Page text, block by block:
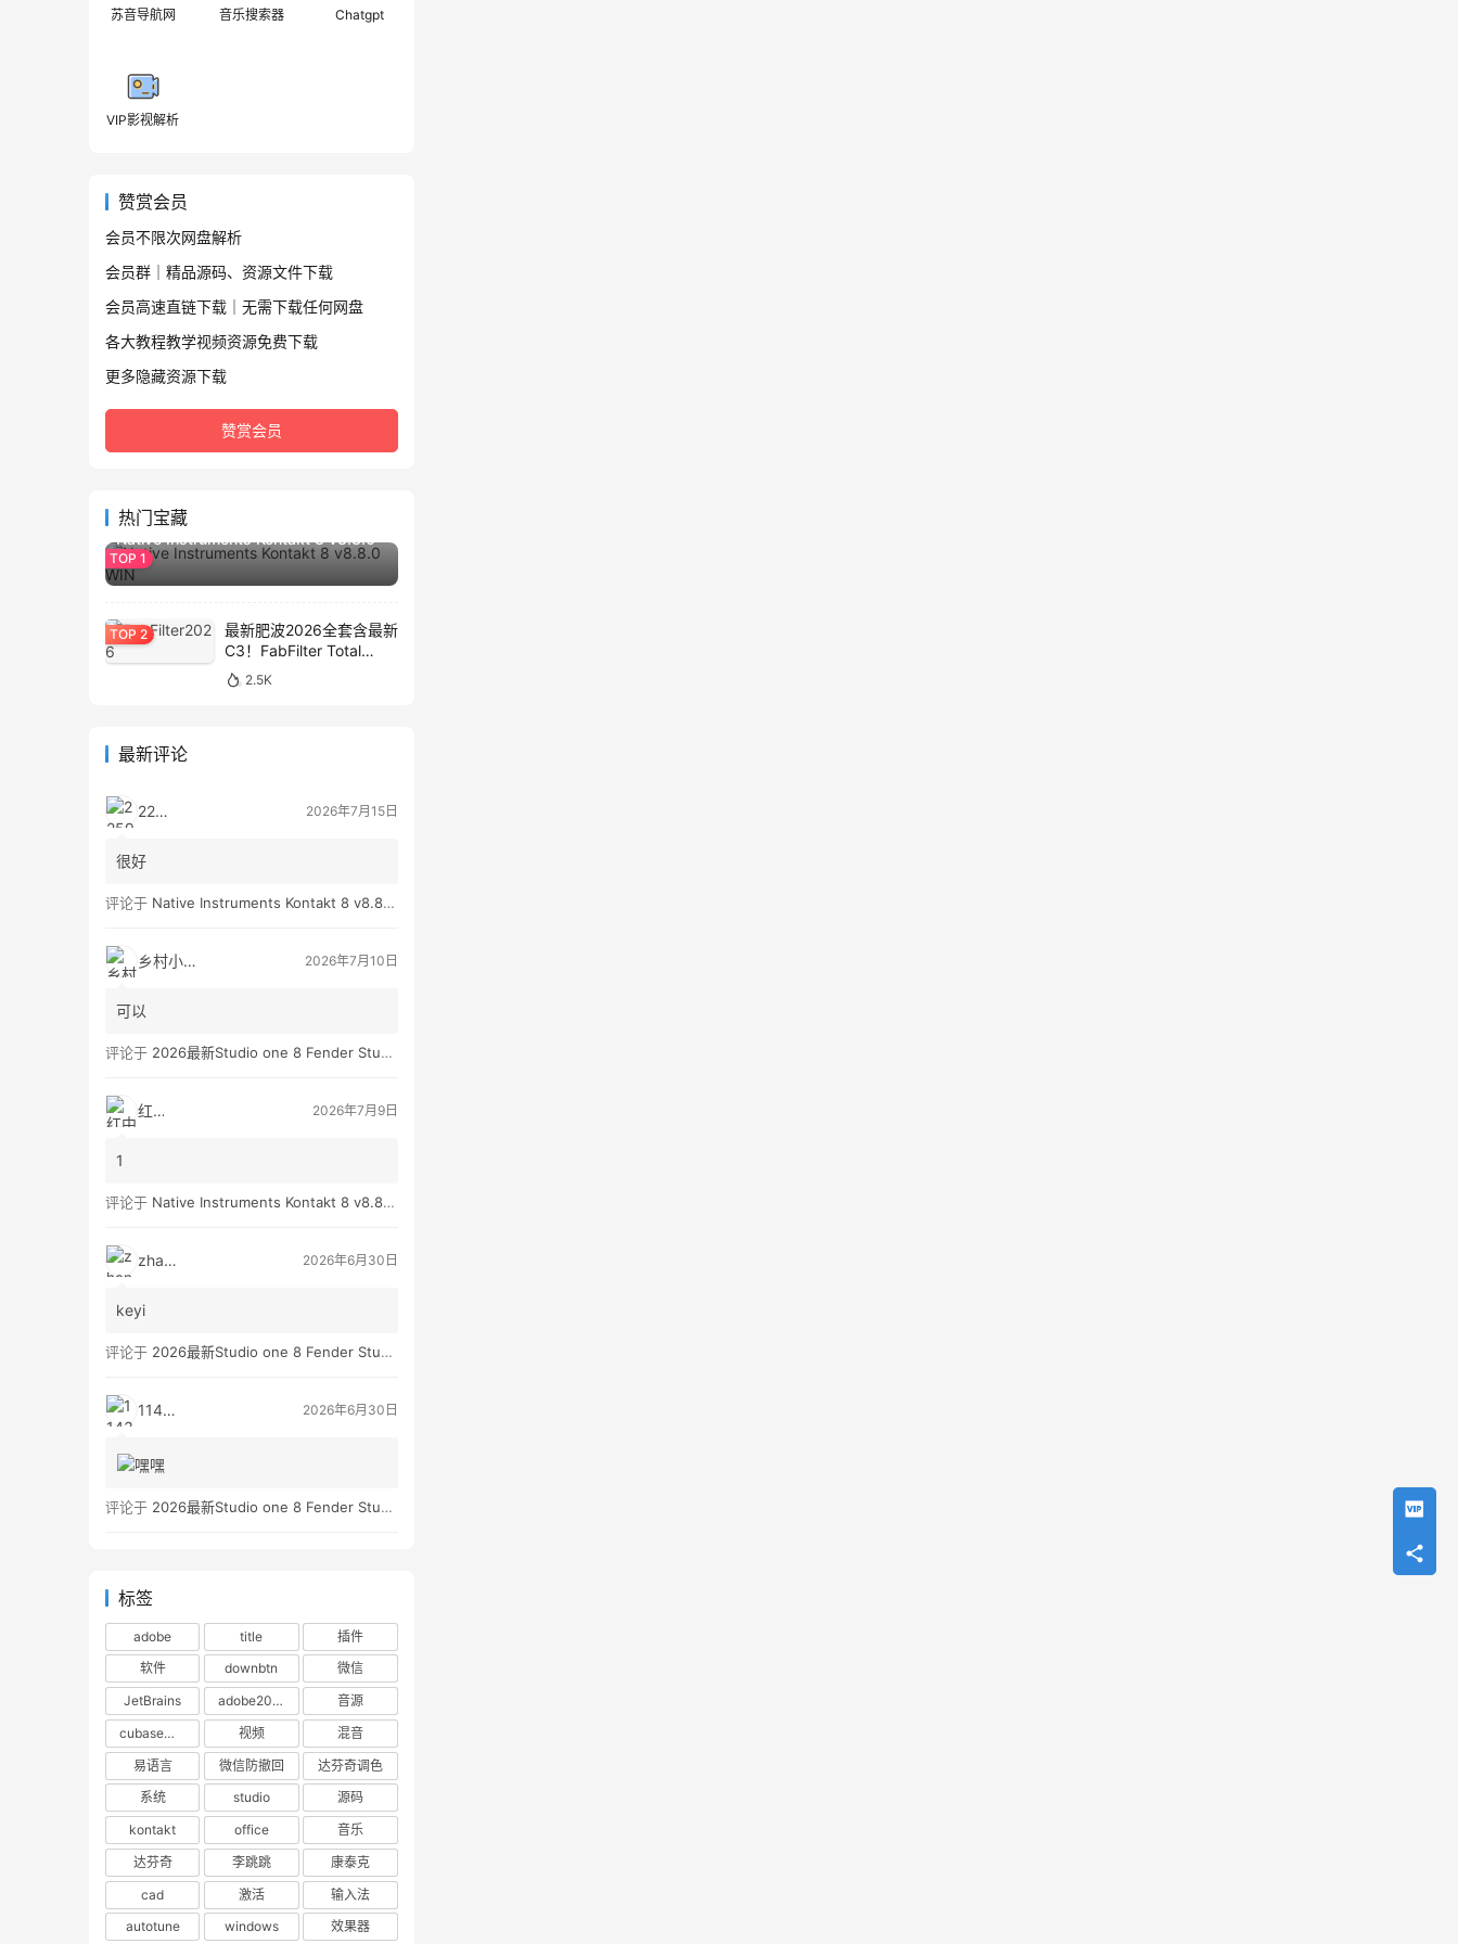
苏音导航网 音乐搜索器 Chatgpt
VIP影视解析
赞赏会员
会员不限次网盘解析
会员群｜精品源码、资源文件下载
会员高速直链下载｜无需下载任何网盘
各大教程教学视频资源免费下载
更多隐藏资源下载
赞赏会员
热门宝藏
2.8K
Native Instruments Kontakt 8 v8.8.0
WIN
最新肥波2026全套含最新
C3！FabFilter Total
Bundle v2026.01.13
WIN&MAC
2.5K
最新评论
2259 2026年7月15日
很好
评论于 Native Instruments Kontakt 8 v8.8.0 WIN
乡村小孩👦 2026年7月10日
可以
评论于 2026最新Studio one 8 Fender Studio Pro 8 v8.0.0 WIN版 带扩展（附带安装教程）
红中 2026年7月9日
1
评论于 Native Instruments Kontakt 8 v8.8.0 WIN
zhan3 2026年6月30日
keyi
评论于 2026最新Studio one 8 Fender Studio Pro 8 v8.0.0 WIN版 带扩展（附带安装教程）
11431 2026年6月30日
评论于 2026最新Studio one 8 Fender Studio Pro 8 v8.0.0 WIN版 带扩展（附带安装教程）
标签
adobe title
插件
软件
downbtn
微信
JetBrains
adobe2023
音源
cubase下载
视频
混音
易语言
微信防撤回
达芬奇调色
系统
studio
源码
kontakt
office
音乐
达芬奇
李跳跳
康泰克
cad
激活
输入法
autotune
windows 效果器